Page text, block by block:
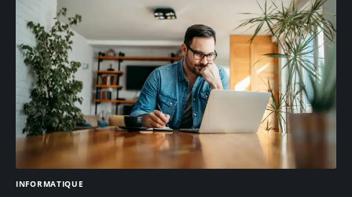
INFORMATIQUE